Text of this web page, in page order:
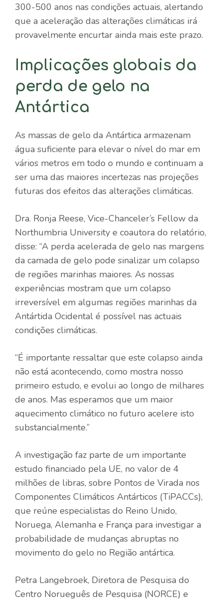
300-500 anos nas condições actuais, alertando
que a aceleração das alterações climáticas irá
provavelmente encurtar ainda mais este prazo.
Implicações globais da
perda de gelo na
Antártica
As massas de gelo da Antártica armazenam
água suficiente para elevar o nível do mar em
vários metros em todo o mundo e continuam a
ser uma das maiores incertezas nas projeções
futuras dos efeitos das alterações climáticas.
Dra. Ronja Reese, Vice-Chanceler’s Fellow da
Northumbria University e coautora do relatório,
disse: “A perda acelerada de gelo nas margens
da camada de gelo pode sinalizar um colapso
de regiões marinhas maiores. As nossas
experiências mostram que um colapso
irreversível em algumas regiões marinhas da
Antártida Ocidental é possível nas actuais
condições climáticas.
“É importante ressaltar que este colapso ainda
não está acontecendo, como mostra nosso
primeiro estudo, e evolui ao longo de milhares
de anos. Mas esperamos que um maior
aquecimento climático no futuro acelere isto
substancialmente.”
A investigação faz parte de um importante
estudo financiado pela UE, no valor de 4
milhões de libras, sobre Pontos de Virada nos
Componentes Climáticos Antárticos (TiPACCs),
que reúne especialistas do Reino Unido,
Noruega, Alemanha e França para investigar a
probabilidade de mudanças abruptas no
movimento do gelo no Região antártica.
Petra Langebroek, Diretora de Pesquisa do
Centro Norueguês de Pesquisa (NORCE) e